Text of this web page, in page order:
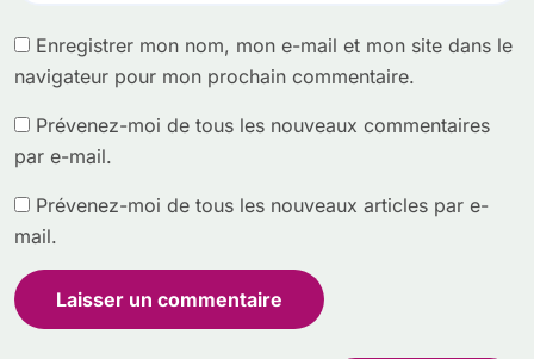
Enregistrer mon nom, mon e-mail et mon site dans le
navigateur pour mon prochain commentaire.
Prévenez-moi de tous les nouveaux commentaires
par e-mail.
Prévenez-moi de tous les nouveaux articles par e-
mail.